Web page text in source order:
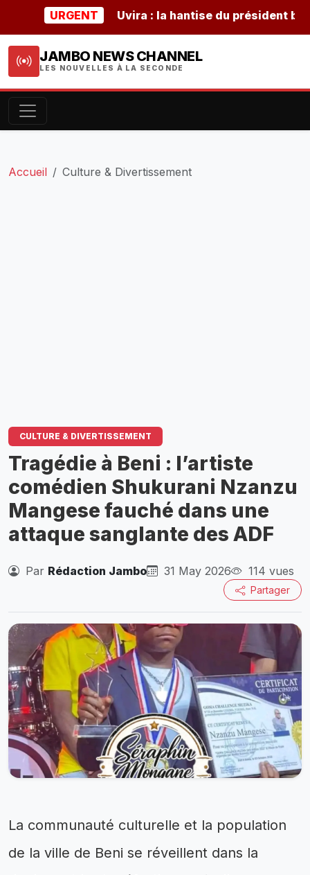
URGENT Uvira : la hantise du président
JAMBO NEWS CHANNEL
LES NOUVELLES À LA SECONDE
Accueil Culture & Divertissement
CULTURE & DIVERTISSEMENT
Tragédie à Beni : l’artiste
comédien Shukurani Nzanzu
Mangese fauché dans une
attaque sanglante des ADF
Par Rédaction Jambo 31 May 2026 114 vues
Partager
La communauté culturelle et la population
de la ville de Beni se réveillent dans la